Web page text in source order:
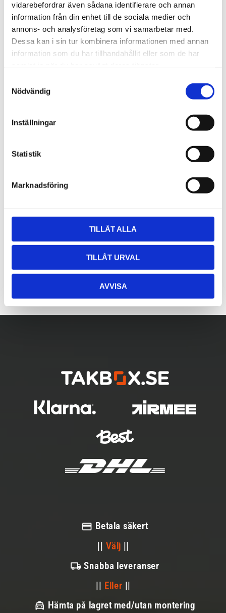
vidarebefordrar även sådana identifierare och annan
information från din enhet till de sociala medier och
annons- och analysföretag som vi samarbetar med.
Dessa kan i sin tur kombinera informationen med annan
information som du har tillhandahållit eller som de har
Nödvändig
Inställningar
Statistik
Marknadsföring
TILLÅT ALLA
TILLÅT URVAL
AVVISA
Lättmonterad
takräcken, för fordon utan
befintliga fästpunkter för
fabriksmonterade räcken.
1 795 kr
kr
Lättmonterad
Edge-takräcken, för
fordon utan befintliga
eller fabriksmonterade
räcken.
2 525kr
2 635
Betala säkert
|| Välj ||
Snabba leveranser
|| Eller ||
Hämta på lagret med/utan montering